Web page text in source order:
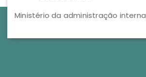
Ministério da administração interna